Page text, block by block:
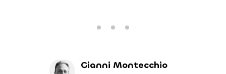
Gianni Montecchio